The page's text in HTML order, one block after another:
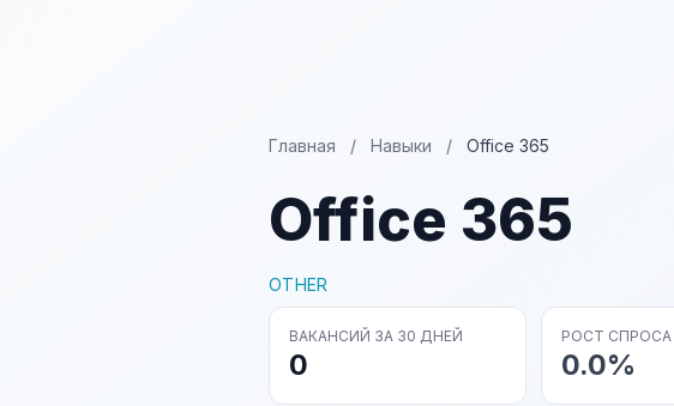
Главная / Навыки / Office 365
Office 365
OTHER
ВАКАНСИЙ ЗА 30 ДНЕЙ
0
РОСТ СПРОСА
0.0%